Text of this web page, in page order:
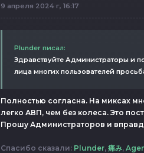
9 апреля 2024 г, 16:17
Plunder писал:
Здравствуйте Администраторы и
лица многих пользователей
Полностью согласна. На миксах
легко АВП, чем без колеса. Это
Прошу Администраторов и
Спасибо сказали: Plunder, 痛み,